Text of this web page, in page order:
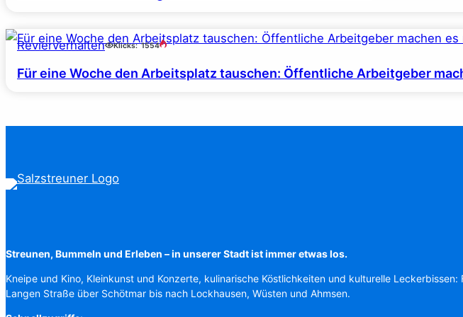
Revierverhalten Klicks: 1554
Für eine Woche den Arbeitsplatz tauschen: Öffentliche Arbeitgeber
Streunen, Bummeln und Erleben – in unserer Stadt ist immer etwas los.
Kneipe und Kino, Kleinkunst und Konzerte, kulinarische Köstlichkeiten und kulturelle
Langen Straße über Schötmar bis nach Lockhausen, Wüsten und Ahmsen.